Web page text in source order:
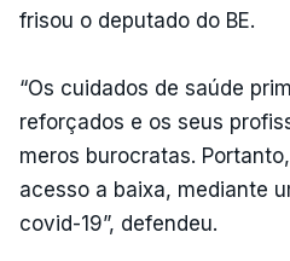
frisou o deputado do BE.
“Os cuidados de saúde
reforçados e os seus
meros burocratas.
acesso a baixa, mediante
covid-19”, defendeu.
ERRO